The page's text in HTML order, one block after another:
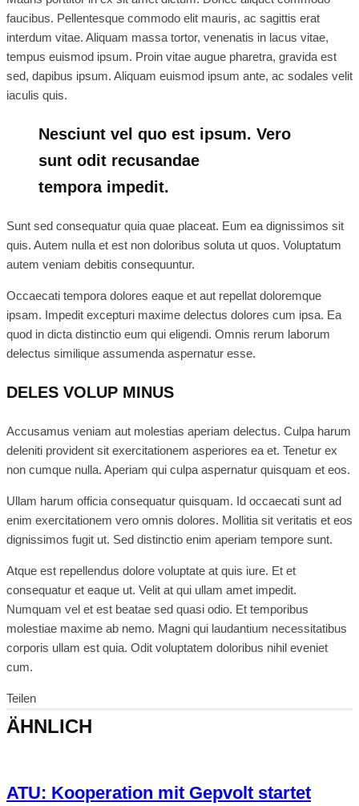
faucibus. Pellentesque commodo elit mauris, ac sagittis erat
interdum vitae. Aliquam massa tortor, venenatis in lacus vitae,
tempus euismod ipsum. Proin vitae augue pharetra, gravida est
sed, dapibus ipsum. Aliquam euismod ipsum ante, ac sodales velit
iaculis quis.
Nesciunt vel quo est ipsum. Vero
sunt odit recusandae
tempora impedit.
Sunt sed consequatur quia quae placeat. Eum ea dignissimos sit
quis. Autem nulla et est non doloribus soluta ut quos. Voluptatum
autem veniam debitis consequuntur.
Occaecati tempora dolores eaque et aut repellat doloremque
ipsam. Impedit excepturi maxime delectus dolores cum ipsa. Ea
quod in dicta distinctio eum qui eligendi. Omnis rerum laborum
delectus similique assumenda aspernatur esse.
DELES VOLUP MINUS
Accusamus veniam aut molestias aperiam delectus. Culpa harum
deleniti provident sit exercitationem asperiores ea et. Tenetur ex
non cumque nulla. Aperiam qui culpa aspernatur quisquam et eos.
Ullam harum officia consequatur quisquam. Id occaecati sunt ad
enim exercitationem vero omnis dolores. Mollitia sit veritatis et eos
dignissimos fugit ut. Sed distinctio enim aperiam tempore sunt.
Atque est repellendus dolore voluptate at quis iure. Et et
consequatur et eaque ut. Velit at qui ullam amet impedit.
Numquam vel et est beatae sed quasi odio. Et temporibus
molestiae maxime ab nemo. Magni qui laudantium necessitatibus
corporis ullam est quia. Odit voluptatem doloribus nihil eveniet
cum.
Teilen
ÄHNLICH
ATU: Kooperation mit Gepvolt startet